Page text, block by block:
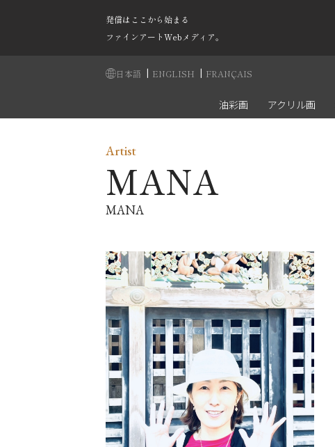
発信はここから始まる
ファインアートWebメディア。
日本語 | ENGLISH | FRANÇAIS
油彩画 アクリル画
Artist
MANA
MANA